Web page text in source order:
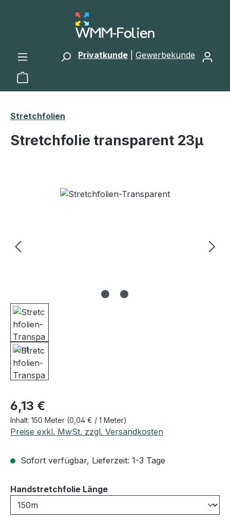
Zum Hauptinhalt springen
Privatkunde Gewerbekunde
Warenkorb enthält 0 Positionen. Der
Stretchfolien
Stretchfolie transparent 23μ
Bildergalerie überspringen
Regulärer Preis:
6,13 €
Inhalt: 150 Meter (0,04 € / 1 Meter)
Preise exkl. MwSt. zzgl. Versandkosten
Sofort verfügbar, Lieferzeit: 1-3 Tage
Handstretchfolie Längeauswählen